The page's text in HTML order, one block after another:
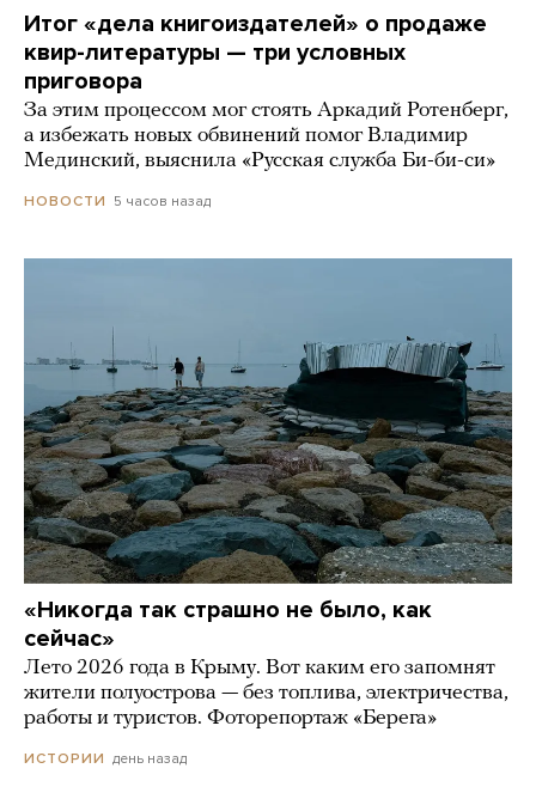
Итог «дела книгоиздателей» о продаже
квир-литературы — три условных
приговора
За этим процессом мог стоять Аркадий Ротенберг,
а избежать новых обвинений помог Владимир
Мединский, выяснила «Русская служба Би-би-си»
НОВОСТИ 5 часов назад
«Никогда так страшно не было, как
сейчас»
Лето 2026 года в Крыму. Вот каким его запомнят
жители полуострова — без топлива, электричества,
работы и туристов. Фоторепортаж «Берега»
ИСТОРИИ день назад